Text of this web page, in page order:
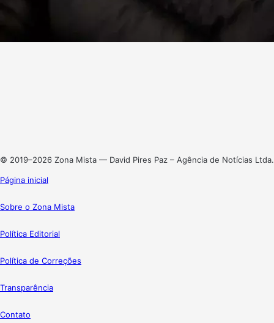
© 2019–2026 Zona Mista — David Pires Paz – Agência de Notícias Ltda.
Página inicial
Sobre o Zona Mista
Política Editorial
Política de Correções
Transparência
Contato